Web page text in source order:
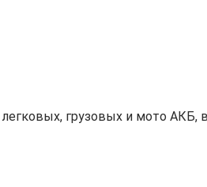
грузовых и мото АКБ,